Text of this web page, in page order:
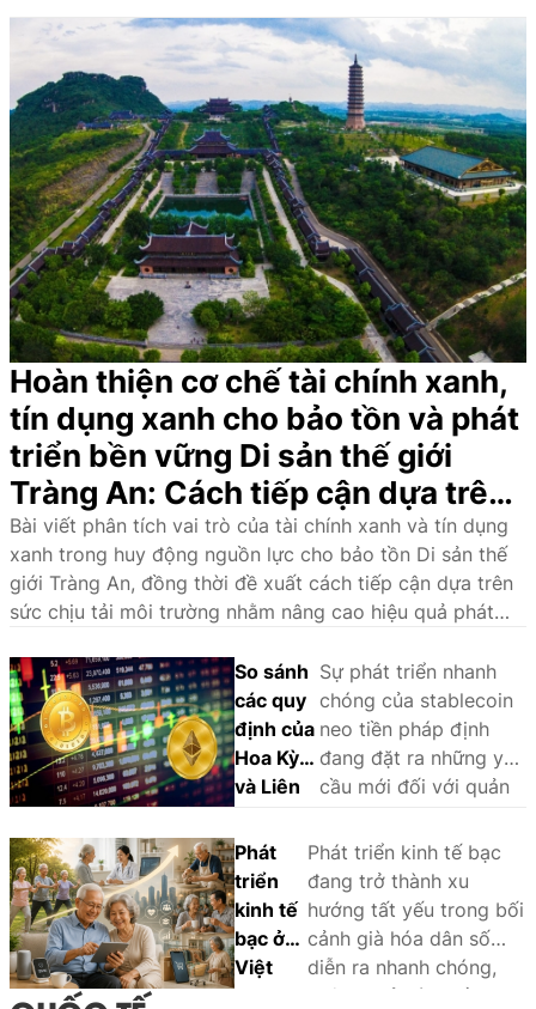
Hoàn thiện cơ chế tài chính xanh,
tín dụng xanh cho bảo tồn và phát
triển bền vững Di sản thế giới
Tràng An: Cách tiếp cận dựa trên
sức chịu tải môi trường
Bài viết phân tích vai trò của tài chính xanh và tín dụng
xanh trong huy động nguồn lực cho bảo tồn Di sản thế
giới Tràng An, đồng thời đề xuất cách tiếp cận dựa trên
sức chịu tải môi trường nhằm nâng cao hiệu quả phát
So sánh
các quy
định của
Hoa Kỳ
và Liên
châu Âu
đối với
stablecoin
neo tiền
pháp
định:
Sự phát triển nhanh
chóng của stablecoin
neo tiền pháp định
đang đặt ra những yêu
cầu mới đối với quản
khổ pháp lý. Thông
qua phân tích và so
sánh kinh nghiệm
quốc tế, bài viết làm
rõ các vấn đề pháp lý
cốt lõi, đồng thời đề
Phát
triển
kinh tế
bạc ở
Việt
Phát triển kinh tế bạc
đang trở thành xu
hướng tất yếu trong bối
cảnh già hóa dân số
diễn ra nhanh chóng,
không chỉ góp phần